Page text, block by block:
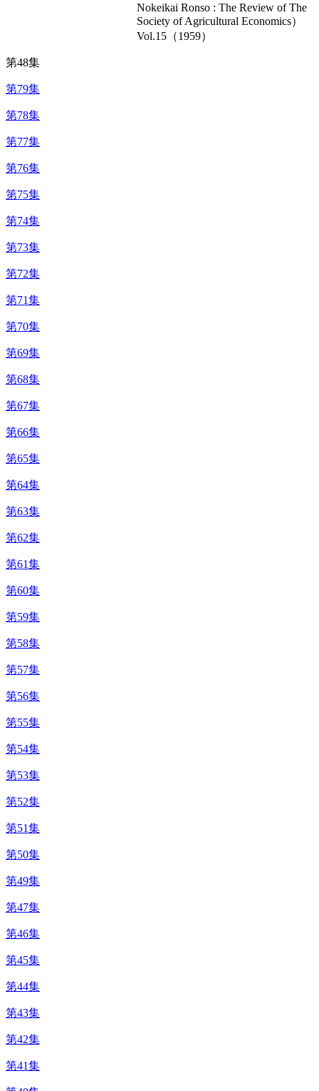
Nokeikai Ronso : The Review of The
Society of Agricultural Economics）
Vol.15（1959）
第48集
第79集
第78集
第77集
第76集
第75集
第74集
第73集
第72集
第71集
第70集
第69集
第68集
第67集
第66集
第65集
第64集
第63集
第62集
第61集
第60集
第59集
第58集
第57集
第56集
第55集
第54集
第53集
第52集
第51集
第50集
第49集
第47集
第46集
第45集
第44集
第43集
第42集
第41集